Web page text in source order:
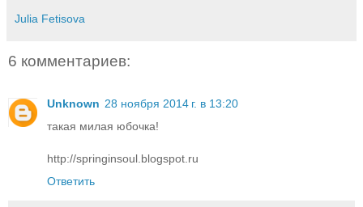
Julia Fetisova
6 комментариев:
Unknown 28 ноября 2014 г. в 13:20
такая милая юбочка!
http://springinsoul.blogspot.ru
Ответить